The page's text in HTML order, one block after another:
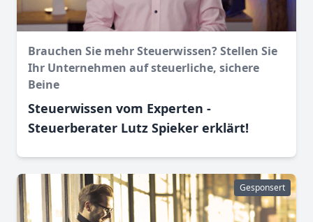
Brauchen Sie mehr Steuerwissen? Stellen Sie
Ihr Unternehmen auf steuerliche, sichere
Beine
Steuerwissen vom Experten -
Steuerberater Lutz Spieker erklärt!
Gesponsert